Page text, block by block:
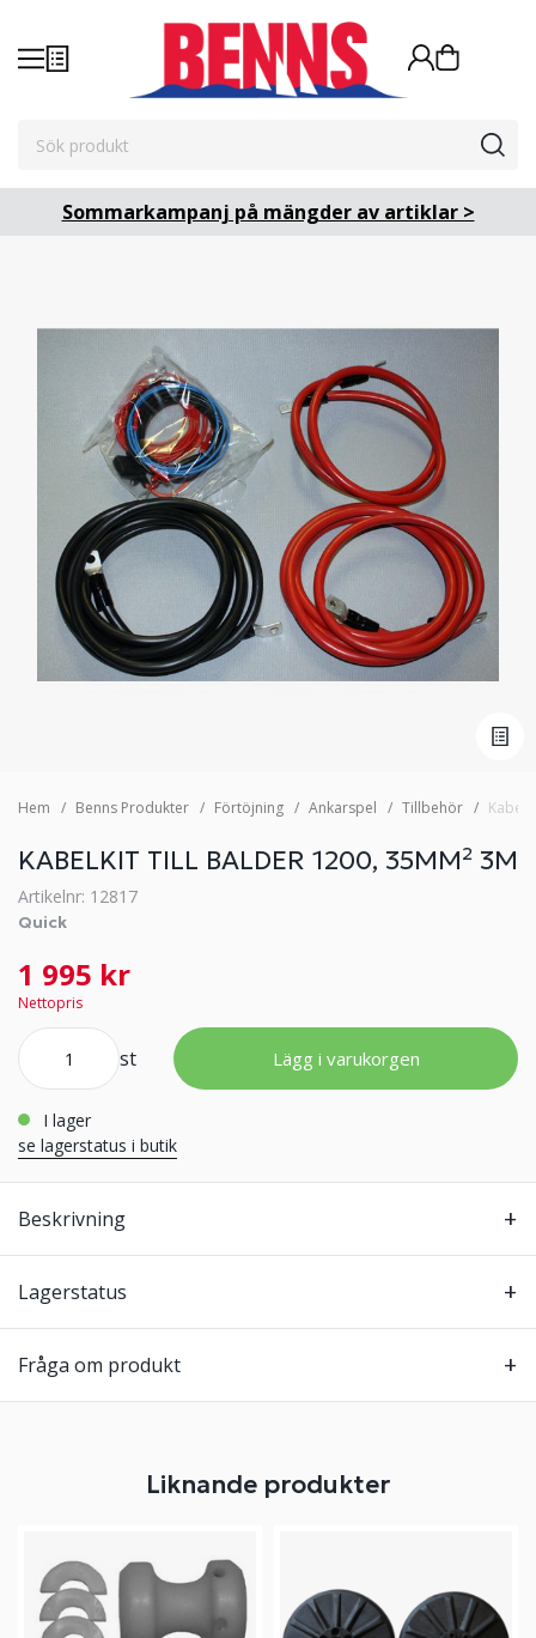
Sommarkampanj på mängder av artiklar >
Hem Benns Produkter Förtöjning Ankarspel Tillbehör
KABELKIT TILL BALDER 1200, 35MM² 3M
Artikelnr: 12817
Quick
1 995 kr
Nettopris
st Lägg i varukorgen
i lager
se lagerstatus i butik
Beskrivning
Lagerstatus
Fråga om produkt
Liknande produkter